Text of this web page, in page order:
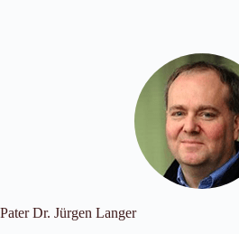
Pater Dr. Jürgen Langer